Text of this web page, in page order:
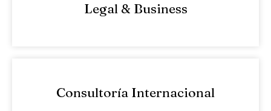
Legal & Business
Consultoría Internacional